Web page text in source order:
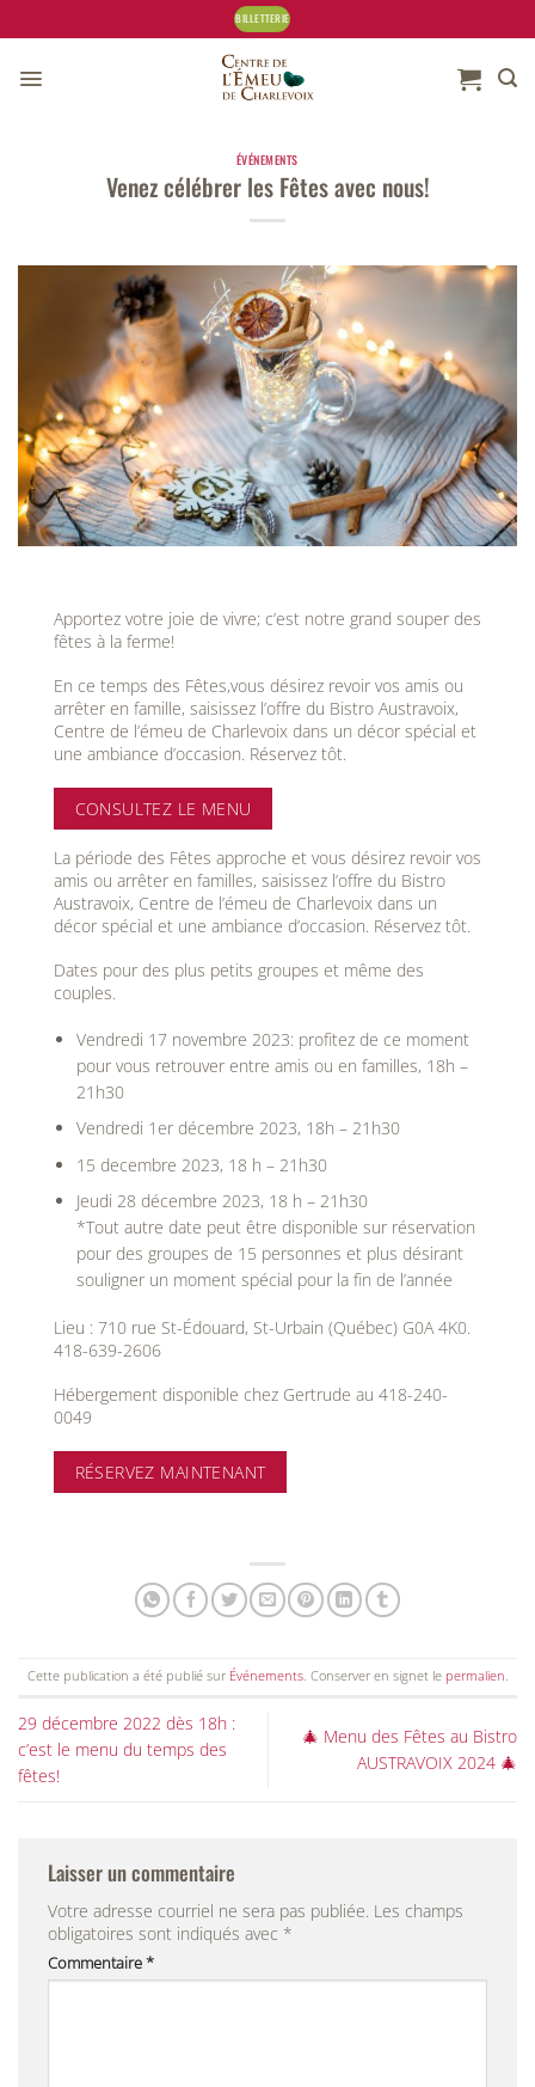
to
BILLETTERIE
ÉVÉNEMENTS
Venez célébrer les Fêtes avec nous!
Apportez votre joie de vivre; c’est notre grand souper des
fêtes à la ferme!
En ce temps des Fêtes,vous désirez revoir vos amis ou
arrêter en famille, saisissez l’offre du Bistro Austravoix,
Centre de l’émeu de Charlevoix dans un décor spécial et
une ambiance d’occasion. Réservez tôt.
CONSULTEZ LE MENU
La période des Fêtes approche et vous désirez revoir vos
amis ou arrêter en familles, saisissez l’offre du Bistro
Austravoix, Centre de l’émeu de Charlevoix dans un
décor spécial et une ambiance d’occasion. Réservez tôt.
Dates pour des plus petits groupes et même des
couples.
Vendredi 17 novembre 2023: profitez de ce moment
pour vous retrouver entre amis ou en familles, 18h –
21h30
Vendredi 1er décembre 2023, 18h – 21h30
15 decembre 2023, 18 h – 21h30
Jeudi 28 décembre 2023, 18 h – 21h30
*Tout autre date peut être disponible sur réservation
pour des groupes de 15 personnes et plus désirant
souligner un moment spécial pour la fin de l’année
Lieu : 710 rue St-Édouard, St-Urbain (Québec) G0A 4K0.
418-639-2606
Hébergement disponible chez Gertrude au 418-240-
0049
RÉSERVEZ MAINTENANT
Cette publication a été publié sur Événements. Conserver en signet le permalien.
29 décembre 2022 dès 18h :
c’est le menu du temps des
fêtes!
🎄 Menu des Fêtes au Bistro
AUSTRAVOIX 2024 🎄
Laisser un commentaire
Votre adresse courriel ne sera pas publiée. Les champs
obligatoires sont indiqués avec *
Commentaire*